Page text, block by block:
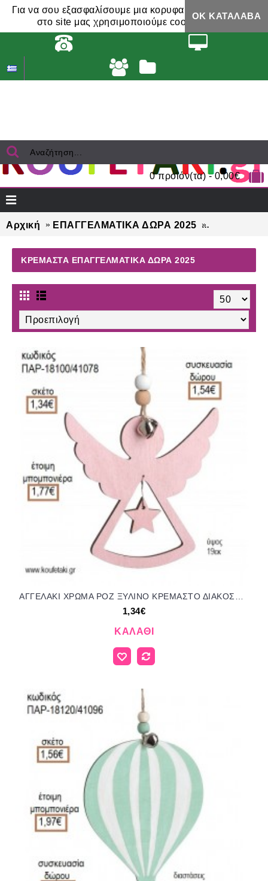
Για να σου εξασφαλίσουμε μια κορυφαία εμπειρία,
στο site μας χρησιμοποιούμε cookies.
ΟΚ ΚΑΤΆΛΑΒΑ
0 προϊόν(τα) - 0,00€
Αρχική ΕΠΑΓΓΕΛΜΑΤΙΚΑ ΔΩΡΑ 2025
ΚΡΕΜΑΣΤΑ ΕΠΑΓΓΕΛΜΑΤΙΚΆ ΔΏΡΑ 2025
1,34€
ΚΑΛΆΘΙ